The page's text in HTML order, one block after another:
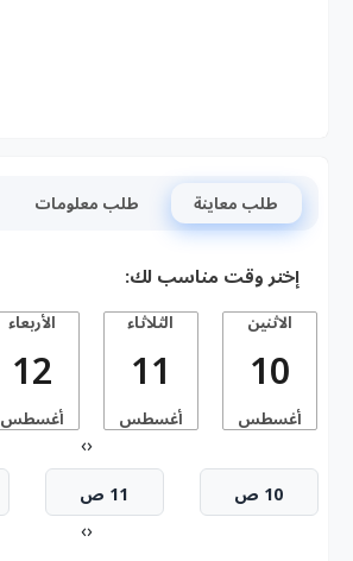
طلب معاينة طلب معلومات
إختر وقت مناسب لك:
الاثنين
10
أغسطس
الثلاثاء
11
أغسطس
الأربعاء
12
أغسطس
‹
›
10 ص 11 ص
‹
›